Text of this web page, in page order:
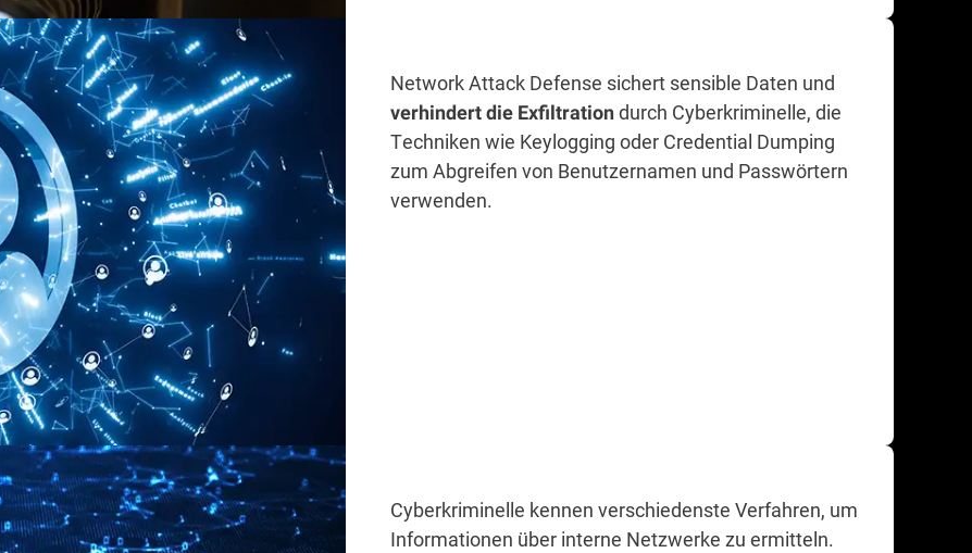
Network Attack Defense sichert sensible Daten und
verhindert die Exfiltrationdurch Cyberkriminelle, die
Techniken wie Keylogging oder Credential Dumping
zum Abgreifen von Benutzernamen und Passwörtern
verwenden.
Cyberkriminelle kennen verschiedenste Verfahren, um
Informationen über interne Netzwerke zu ermitteln.